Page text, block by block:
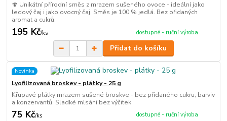
🍄 Unikátní přírodní směs z mrazem sušeného ovoce - ideální jako
ledový čaj i jako ovocný čaj. Směs je 100 % jedlá. Bez přidaných
aromat a cukrů.
195 Kč/ks dostupné - ruční výroba
Přidat do košíku
Novinka
Lyofilizovaná broskev - plátky - 25 g
Křupavé plátky mrazem sušené broskve - bez přidaného cukru, barviv
a konzervantů. Sladké mlsání bez výčitek.
75 Kč/ks dostupné - ruční výroba